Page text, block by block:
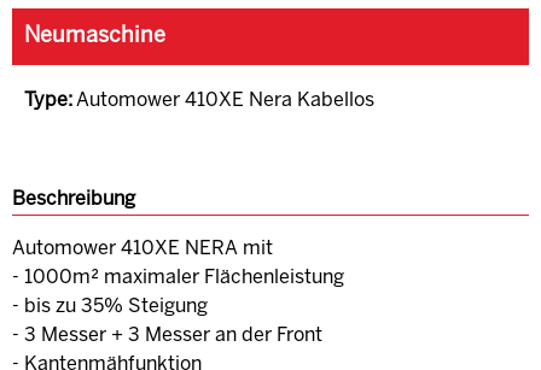
Neumaschine
Type: Automower 410XE Nera Kabellos
Beschreibung
Automower 410XE NERA mit
- 1000m² maximaler Flächenleistung
- bis zu 35% Steigung
- 3 Messer + 3 Messer an der Front
- Kantenmähfunktion